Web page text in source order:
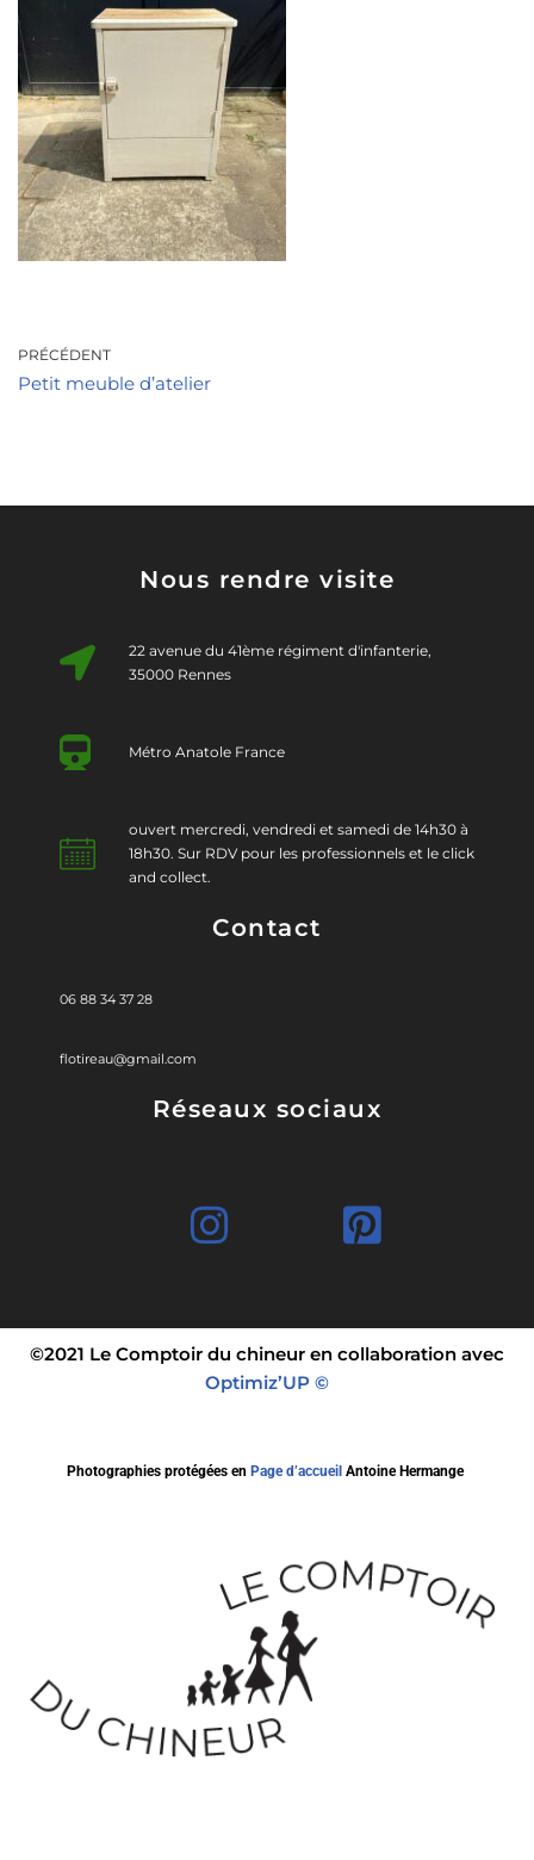
PRÉCÉDENT
Petit meuble d’atelier
Nous rendre visite
22 avenue du 41ème régiment d'infanterie,
35000 Rennes
Métro Anatole France
ouvert mercredi, vendredi et samedi de 14h30 à
18h30. Sur RDV pour les professionnels et le click
and collect.
Contact
06 88 34 37 28
flotireau@gmail.com
Réseaux sociaux
©2021 Le Comptoir du chineur en collaboration avec
Optimiz’UP ©
Photographies protégées en Page d’accueil Antoine Hermange